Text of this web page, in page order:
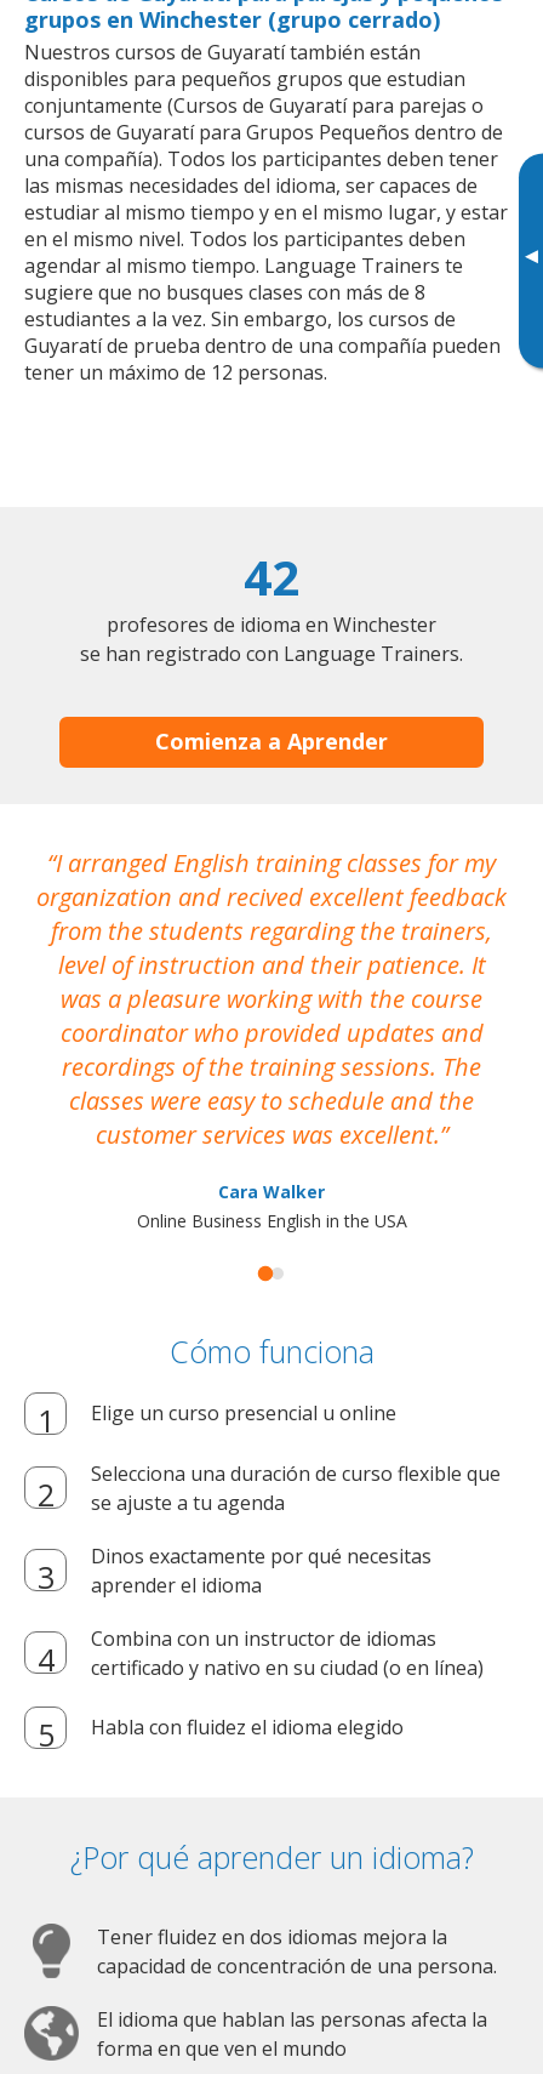
▸
grupos en Winchester (grupo cerrado)
Nuestros cursos de Guyaratí también están
disponibles para pequeños grupos que estudian
conjuntamente (Cursos de Guyaratí para parejas o
cursos de Guyaratí para Grupos Pequeños dentro de
una compañía). Todos los participantes deben tener
las mismas necesidades del idioma, ser capaces de
estudiar al mismo tiempo y en el mismo lugar, y estar
en el mismo nivel. Todos los participantes deben
agendar al mismo tiempo. Language Trainers te
sugiere que no busques clases con más de 8
estudiantes a la vez. Sin embargo, los cursos de
Guyaratí de prueba dentro de una compañía pueden
tener un máximo de 12 personas.
42
profesores de idioma en Winchester
se han registrado con Language Trainers.
Comienza a Aprender
I arranged English training classes for my
organization and recived excellent feedback
from the students regarding the trainers,
level of instruction and their patience. It
was a pleasure working with the course
coordinator who provided updates and
recordings of the training sessions. The
classes were easy to schedule and the
customer services was excellent.
Cara Walker
Online Business English in the USA
Cómo funciona
Elige un curso presencial u online
Selecciona una duración de curso flexible que
se ajuste a tu agenda
Dinos exactamente por qué necesitas
aprender el idioma
Combina con un instructor de idiomas
certificado y nativo en su ciudad (o en línea)
Habla con fluidez el idioma elegido
¿Por qué aprender un idioma?
Tener fluidez en dos idiomas mejora la
capacidad de concentración de una persona.
El idioma que hablan las personas afecta la
forma en que ven el mundo